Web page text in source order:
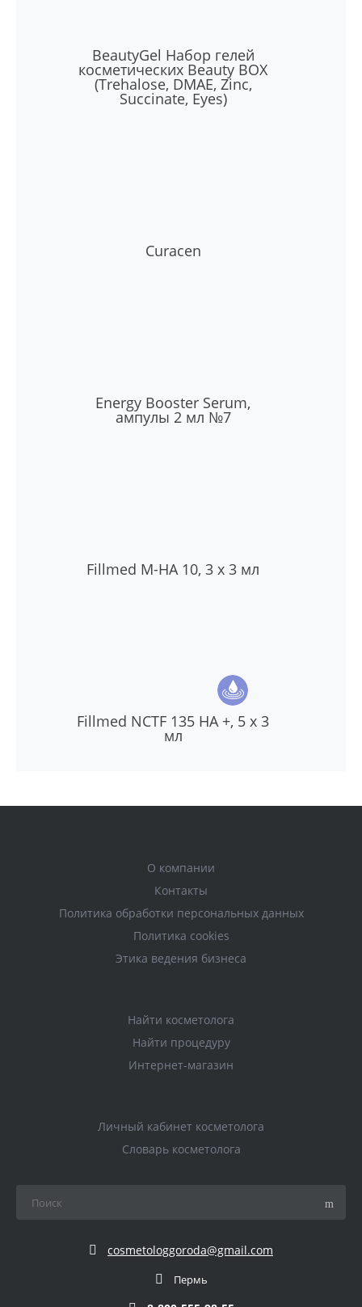
BeautyGel Набор гелей
косметических Beauty BOX
(Trehalose, DMAE, Zinc,
Succinate, Eyes)
Curacen
Energy Booster Serum,
ампулы 2 мл №7
Fillmed M-HA 10, 3 х 3 мл
Fillmed NCTF 135 HA +, 5 х 3
мл
О компании
Контакты
Политика обработки персональных данных
Политика cookies
Этика ведения бизнеса
Найти косметолога
Найти процедуру
Интернет-магазин
Личный кабинет косметолога
Словарь косметолога
cosmetologgoroda@gmail.com
Пермь